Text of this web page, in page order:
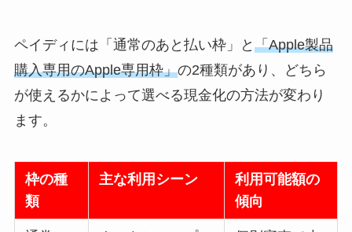
ペイディには「通常のあと払い枠」と 「Apple製品
購入専用のApple専用枠」の2種類があり、どちら
が使えるかによって選べる現金化の方法が変わり
ます。
枠の種
類
主な利用シーン
利用可能額の
傾向